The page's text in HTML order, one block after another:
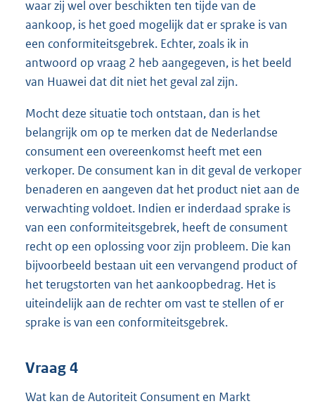
waar zij wel over beschikten ten tijde van de
aankoop, is het goed mogelijk dat er sprake is van
een conformiteitsgebrek. Echter, zoals ik in
antwoord op vraag 2 heb aangegeven, is het beeld
van Huawei dat dit niet het geval zal zijn.
Mocht deze situatie toch ontstaan, dan is het
belangrijk om op te merken dat de Nederlandse
consument een overeenkomst heeft met een
verkoper. De consument kan in dit geval de verkoper
benaderen en aangeven dat het product niet aan de
verwachting voldoet. Indien er inderdaad sprake is
van een conformiteitsgebrek, heeft de consument
recht op een oplossing voor zijn probleem. Die kan
bijvoorbeeld bestaan uit een vervangend product of
het terugstorten van het aankoopbedrag. Het is
uiteindelijk aan de rechter om vast te stellen of er
sprake is van een conformiteitsgebrek.
Vraag 4
Wat kan de Autoriteit Consument en Markt